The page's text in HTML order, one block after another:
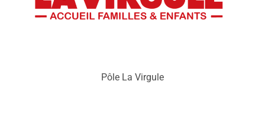
Pôle La Virgule